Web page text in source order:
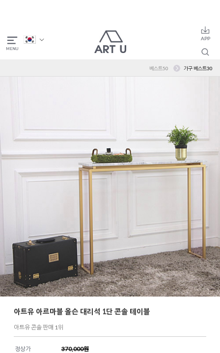
베스트50 가구 베스트30
아트유 아르마블 올슨 대리석 1단 콘솔 테이블
아트유 콘솔 판매 1위
정상가 370,000원